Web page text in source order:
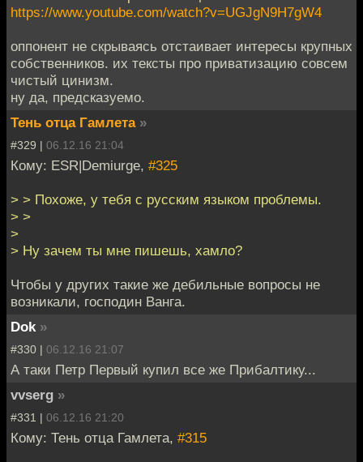
https://www.youtube.com/watch?v=UGJgN9H7gW4
оппонент не скрываясь отстаивает интересы крупных
собственников. их тексты про приватизацию совсем
чистый цинизм.
ну да, предсказуемо.
Тень отца Гамлета »
#329 | 06.12.16 21:04
Кому: ESR|Demiurge, #325
> > Похоже, у тебя с русским языком проблемы.
> >
>
> Ну зачем ты мне пишешь, хамло?
Чтобы у других такие же дебильные вопросы не
возникали, господин Ванга.
Dok »
#330 | 06.12.16 21:07
А таки Петр Первый купил все же Прибалтику...
vvserg »
#331 | 06.12.16 21:20
Кому: Тень отца Гамлета, #315